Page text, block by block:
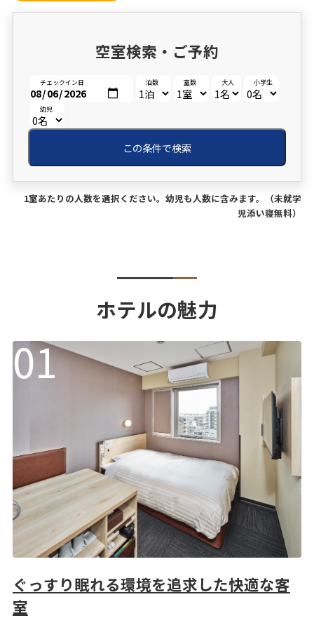
空室検索・ご予約
チェックイン日 泊数 室数 大人 小学生
幼児
この条件で検索
1室あたりの人数を選択ください。幼児も人数に含みます。（未就学
児添い寝無料）
ホテルの魅力
ぐっすり眠れる環境を追求した快適な客
室